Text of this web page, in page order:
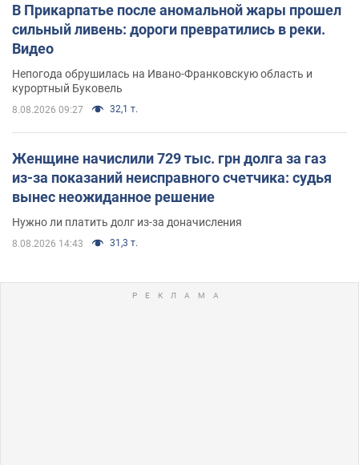
В Прикарпатье после аномальной жары прошел
сильный ливень: дороги превратились в реки.
Видео
Непогода обрушилась на Ивано-Франковскую область и
курортный Буковель
8.08.2026 09:27 32,1 т.
Женщине начислили 729 тыс. грн долга за газ
из-за показаний неисправного счетчика: судья
вынес неожиданное решение
Нужно ли платить долг из-за доначисления
8.08.2026 14:43 31,3 т.